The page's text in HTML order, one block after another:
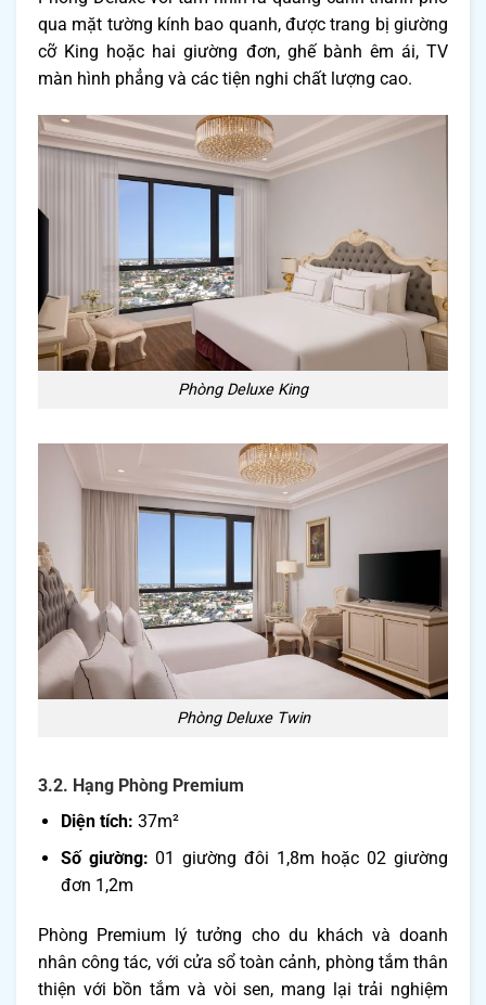
qua mặt tường kính bao quanh, được trang bị giường
cỡ King hoặc hai giường đơn, ghế bành êm ái, TV
màn hình phẳng và các tiện nghi chất lượng cao.
Phòng Deluxe King
Phòng Deluxe Twin
3.2. Hạng Phòng Premium
Diện tích: 37m²
Số giường: 01 giường đôi 1,8m hoặc 02 giường
đơn 1,2m
Phòng Premium lý tưởng cho du khách và doanh
nhân công tác, với cửa sổ toàn cảnh, phòng tắm thân
thiện với bồn tắm và vòi sen, mang lại trải nghiệm